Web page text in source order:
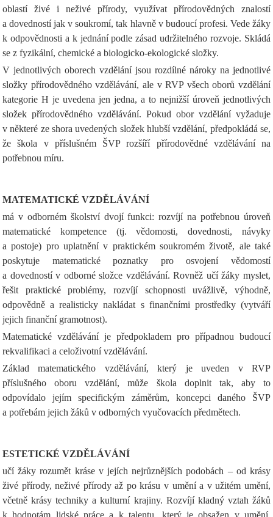
oblastí živé i neživé přírody, využívat přírodovědných znalostí
a dovedností jak v soukromí, tak hlavně v budoucí profesi. Vede žáky
k odpovědnosti a k jednání podle zásad udržitelného rozvoje. Skládá
se z fyzikální, chemické a biologicko-ekologické složky.
V jednotlivých oborech vzdělání jsou rozdílné nároky na jednotlivé
složky přírodovědného vzdělávání, ale v RVP všech oborů vzdělání
kategorie H je uvedena jen jedna, a to nejnižší úroveň jednotlivých
složek přírodovědného vzdělávání. Pokud obor vzdělání vyžaduje
v některé ze shora uvedených složek hlubší vzdělání, předpokládá se,
že škola v příslušném ŠVP rozšíří přírodovědné vzdělávání na
potřebnou míru.
MATEMATICKÉ VZDĚLÁVÁNÍ
má v odborném školství dvojí funkci: rozvíjí na potřebnou úroveň
matematické kompetence (tj. vědomosti, dovednosti, návyky
a postoje) pro uplatnění v praktickém soukromém životě, ale také
poskytuje matematické poznatky pro osvojení vědomostí
a dovedností v odborné složce vzdělávání. Rovněž učí žáky myslet,
řešit praktické problémy, rozvíjí schopnosti uvážlivě, výhodně,
odpovědně a realisticky nakládat s finančními prostředky (vytváří
jejich finanční gramotnost).
Matematické vzdělávání je předpokladem pro případnou budoucí
rekvalifikaci a celoživotní vzdělávání.
Základ matematického vzdělávání, který je uveden v RVP
příslušného oboru vzdělání, může škola doplnit tak, aby to
odpovídalo jejím specifickým záměrům, koncepci daného ŠVP
a potřebám jejich žáků v odborných vyučovacích předmětech.
ESTETICKÉ VZDĚLÁVÁNÍ
učí žáky rozumět kráse v jejích nejrůznějších podobách – od krásy
živé přírody, neživé přírody až po krásu v umění a v užitém umění,
včetně krásy techniky a kulturní krajiny. Rozvíjí kladný vztah žáků
k hodnotám lidské práce a k talentu, který je obsažen v umění.